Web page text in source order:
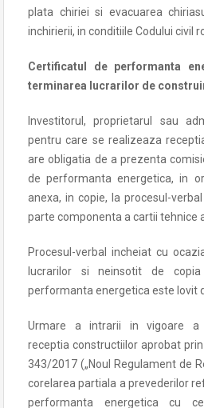
plata chiriei si evacuarea
inchirierii, in conditiile Codului civil
Certificatul de performanta
terminarea lucrarilor de
Investitorul, proprietarul sau
pentru care se realizeaza
are obligatia de a prezenta
de performanta energetica, in
anexa, in copie, la procesul-
parte componenta a cartii tehnice
Procesul-verbal incheiat cu
lucrarilor si neinsotit de
performanta energetica este lovit
Urmare a intrarii in vigoare a
receptia constructiilor aprobat
343/2017 („Noul Regulament de
corelarea partiala a prevederilor
performanta energetica cu